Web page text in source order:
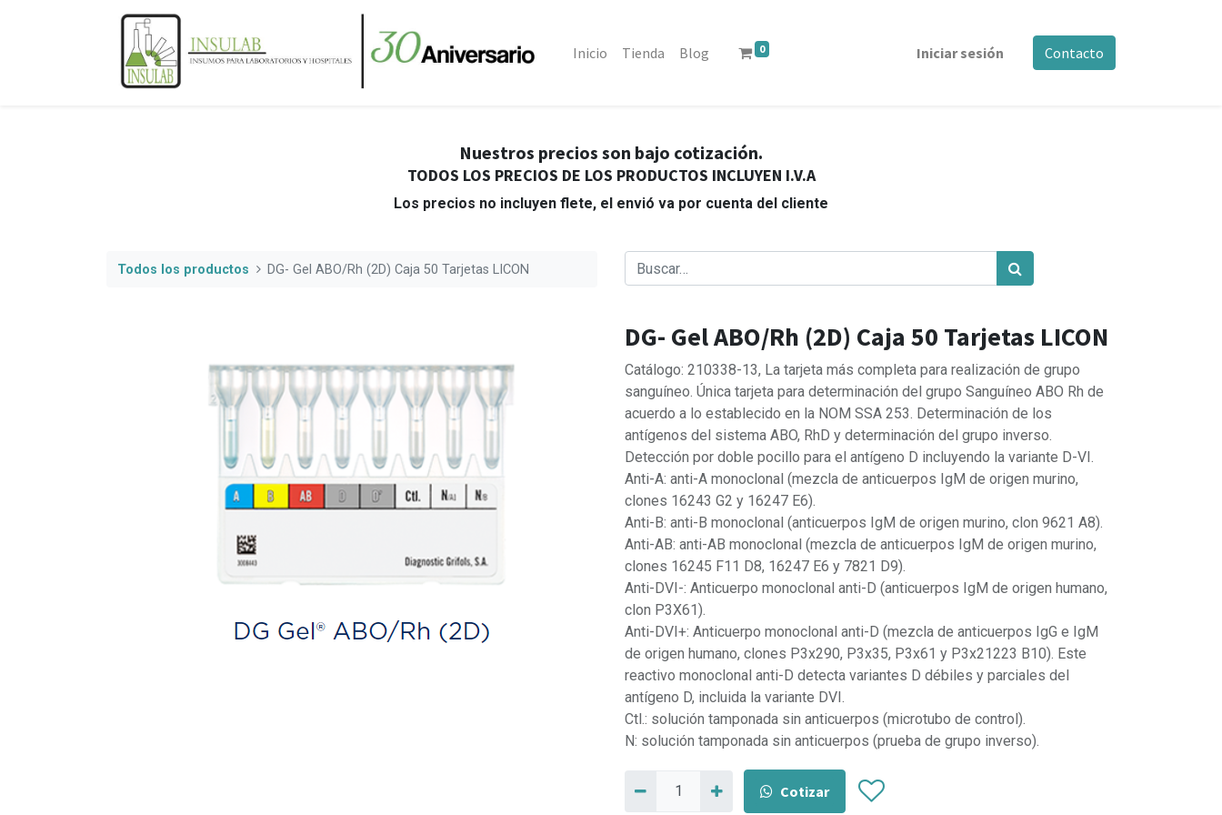
Inicio Tienda Blog 0 Iniciar sesión Contacto
Nuestros precios son bajo cotización.
TODOS LOS PRECIOS DE LOS PRODUCTOS INCLUYEN I.V.A
Los precios no incluyen flete, el envió va por cuenta del cliente
Todos los productos DG- Gel ABO/Rh (2D) Caja 50 Tarjetas LICON
DG- Gel ABO/Rh (2D) Caja 50 Tarjetas LICON
Catálogo: 210338-13, La tarjeta más completa para realización de grupo
sanguíneo. Única tarjeta para determinación del grupo Sanguíneo ABO Rh de
acuerdo a lo establecido en la NOM SSA 253. Determinación de los
antígenos del sistema ABO, RhD y determinación del grupo inverso.
Detección por doble pocillo para el antígeno D incluyendo la variante D-VI.
Anti-A: anti-A monoclonal (mezcla de anticuerpos IgM de origen murino,
clones 16243 G2 y 16247 E6).
Anti-B: anti-B monoclonal (anticuerpos IgM de origen murino, clon 9621 A8).
Anti-AB: anti-AB monoclonal (mezcla de anticuerpos IgM de origen murino,
clones 16245 F11 D8, 16247 E6 y 7821 D9).
Anti-DVI-: Anticuerpo monoclonal anti-D (anticuerpos IgM de origen humano,
clon P3X61).
Anti-DVI+: Anticuerpo monoclonal anti-D (mezcla de anticuerpos IgG e IgM
de origen humano, clones P3x290, P3x35, P3x61 y P3x21223 B10). Este
reactivo monoclonal anti-D detecta variantes D débiles y parciales del
antígeno D, incluida la variante DVI.
Ctl.: solución tamponada sin anticuerpos (microtubo de control).
N: solución tamponada sin anticuerpos (prueba de grupo inverso).
Cotizar